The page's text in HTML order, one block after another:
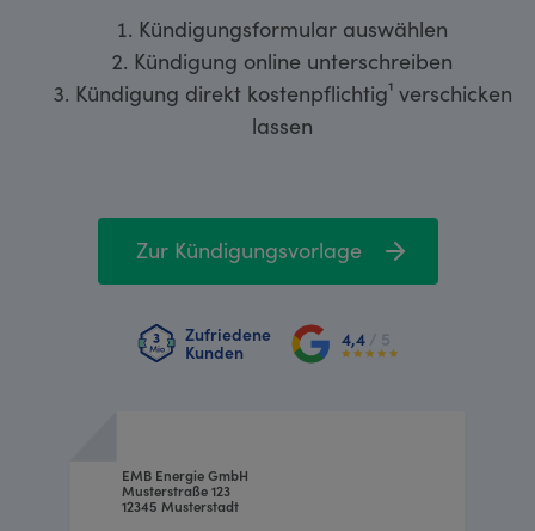
Kündigungsformular auswählen
Kündigung online unterschreiben
Kündigung direkt kostenpflichtig¹ verschicken
lassen
Zur Kündigungsvorlage
Zufriedene
Kunden
4,4 / 5
EMB Energie GmbH
Musterstraße 123
12345 Musterstadt